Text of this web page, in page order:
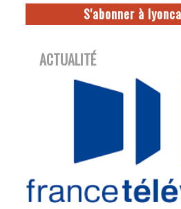
S'abonner à
ACTUALITÉ